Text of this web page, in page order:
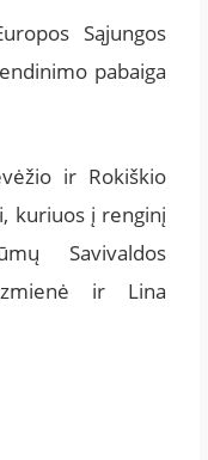
Sąjungos
pabaiga
ir Rokiškio
kuriuos į renginį
Savivaldos
ir Lina